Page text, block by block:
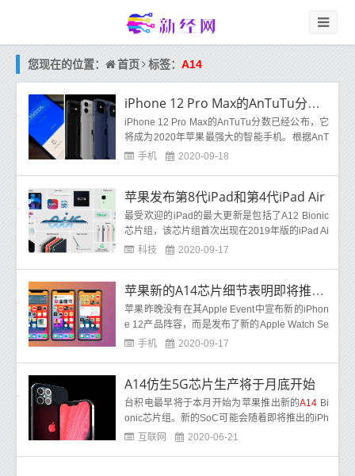
您现在的位置： 首页 标签： A14
iPhone 12 Pro Max的AnTuTu分数曝光
iPhone 12 Pro Max的AnTuTu分数已经公布，它
将成为2020年苹果最强大的智能手机。根据AnT
uTu评分，苹果的新A14处理器甚至不及Snapdra
手机 2020-09-18
苹果发布第8代iPad和第4代iPad Air
最受欢迎的iPad的最大更新是包括了A12 Bionic
芯片组，该芯片组首次出现在2019年版的iPad Ai
r和iPad Mini中。苹果表示，与上一代iPad（第
科技 2020-09-17
苹果新的A14芯片细节表明即将推出的iPhone 12系列具有更长的电池寿命
苹果昨晚没有在其Apple Event中宣布新的iPhon
e 12产品阵容，而是发布了新的Apple Watch Se
ries 6，Apple Watch SE，iPad 8th Gen
手机 2020-09-17
A14仿生5G芯片生产将于月底开始
台积电最早将于本月开始为苹果推出新的A14 Bi
onic芯片组。新的SoC可能会随着即将推出的iPh
one 12系列智能手机标志着公司进入5G时代。该
互联网 2020-06-21